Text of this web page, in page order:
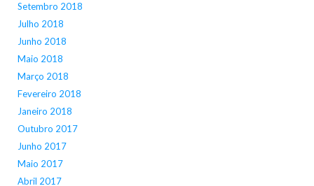
Setembro 2018
Julho 2018
Junho 2018
Maio 2018
Março 2018
Fevereiro 2018
Janeiro 2018
Outubro 2017
Junho 2017
Maio 2017
Abril 2017